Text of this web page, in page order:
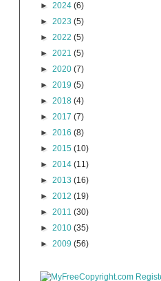
► 2024 (6)
► 2023 (5)
► 2022 (5)
► 2021 (5)
► 2020 (7)
► 2019 (5)
► 2018 (4)
► 2017 (7)
► 2016 (8)
► 2015 (10)
► 2014 (11)
► 2013 (16)
► 2012 (19)
► 2011 (30)
► 2010 (35)
► 2009 (56)